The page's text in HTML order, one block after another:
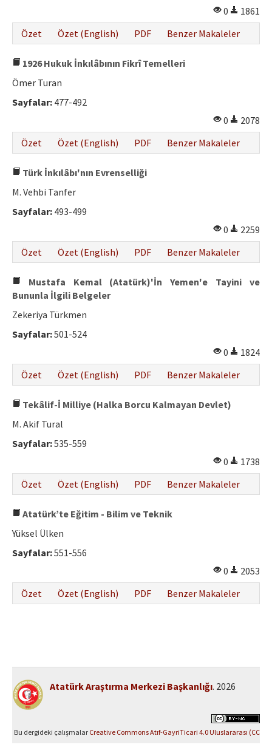
0
1861
Özet
Özet (English) PDF Benzer Makaleler
1926 Hukuk İnkılâbının Fikrî Temelleri
Ömer Turan
Sayfalar: 477-492
0
2078
Özet
Özet (English) PDF Benzer Makaleler
Türk İnkılâbı'nın Evrenselliği
M. Vehbi Tanfer
Sayfalar: 493-499
0
2259
Özet
Özet (English) PDF Benzer Makaleler
Mustafa Kemal (Atatürk)'İn Yemen'e Tayini ve
Bununla İlgili Belgeler
Zekeriya Türkmen
Sayfalar:501-524
0
1824
Özet
Özet (English) PDF Benzer Makaleler
Tekâlif-İ Milliye (Halka Borcu Kalmayan Devlet)
M. Akif Tural
Sayfalar:535-559
0
1738
Özet
Özet (English) PDF Benzer Makaleler
Atatürk’te Eğitim - Bilim ve Teknik
Yüksel Ülken
Sayfalar:551-556
0
2053
Özet
Özet (English) PDF Benzer Makaleler
Atatürk Araştırma Merkezi Başkanlığı. 2026
Bu dergideki çalışmalar Creative Commons Atıf-GayriTicari 4.0 Uluslararası (CC